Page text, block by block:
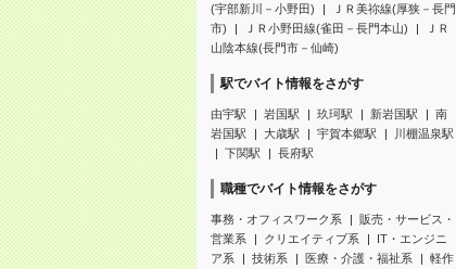
(宇部新川－小野田)
ＪＲ美祢線(厚狭－長門
市)
ＪＲ小野田線(雀田－長門本山)
ＪＲ
山陰本線(長門市－仙崎)
駅でバイト情報をさがす
由宇駅 岩国駅 玖珂駅 新岩国駅
南
岩国駅
大歳駅 宇賀本郷駅
川棚温泉駅
下関駅
長府駅
職種でバイト情報をさがす
事務・オフィスワーク系
販売・サービス・
営業系
クリエイティブ系
IT・エンジニ
ア系
技術系 医療・介護・福祉系
軽作